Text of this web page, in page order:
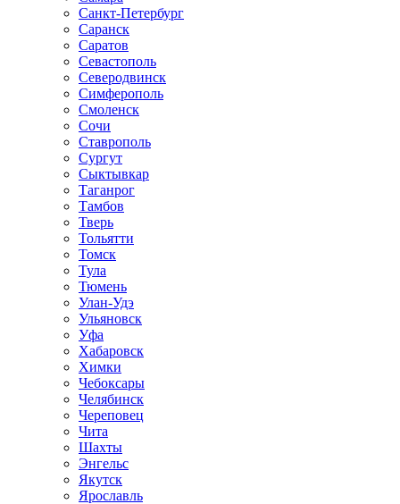
Санкт-Петербург
Саранск
Саратов
Севастополь
Северодвинск
Симферополь
Смоленск
Сочи
Ставрополь
Сургут
Сыктывкар
Таганрог
Тамбов
Тверь
Тольятти
Томск
Тула
Тюмень
Улан-Удэ
Ульяновск
Уфа
Хабаровск
Химки
Чебоксары
Челябинск
Череповец
Чита
Шахты
Энгельс
Якутск
Ярославль